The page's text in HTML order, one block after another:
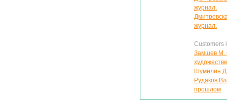
журнал.
журнал.
Customers
Замшев М.
Шумилин
Рудаков
прошлом